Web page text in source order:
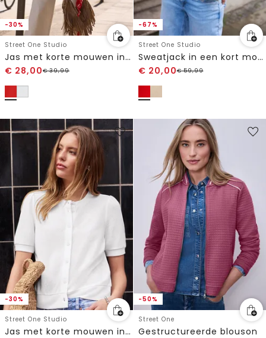
-30%
Street One Studio
Jas met korte mouwen in gebreide look met knopen
€ 28,00€39,99
-67%
Street One Studio
Sweatjack in een kort model
€ 20,00€59,99
-30%
Street One Studio
Jas met korte mouwen in gebreide look met knopen
-50%
Street One
Gestructureerde blouson